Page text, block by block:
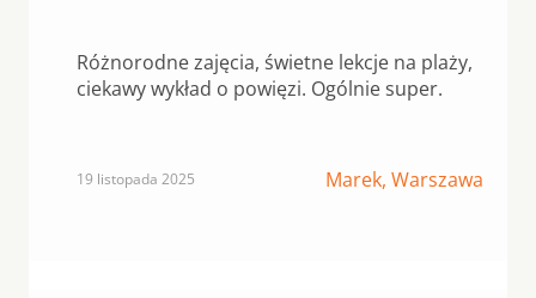
Różnorodne zajęcia, świetne lekcje na plaży,
ciekawy wykład o powięzi. Ogólnie super.
19 listopada 2025 Marek, Warszawa